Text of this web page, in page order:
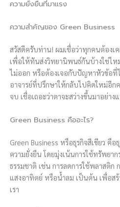
ความยั่งยืนที่มาแรง
ความสำคัญของ Green Business
สวัสดีครับท่าน! ผมเชื่อว่าทุกคนต้อง
เพื่อให้ทันส่งวิทยานิพนธ์กันบ้างใช่ไห
ไม่ออก หรือต้องเจอกับปัญหาหัวข้อที่
อาจารย์ที่ปรึกษาให้กลับไปคิดใหม่อี
จบ เชื่อเถอะว่าตาจะสว่างขึ้นมาอย่า
Green Business คืออะไร?
Green Business หรือธุรกิจสีเขียว คื
ความยั่งยืน โดยมุ่งเน้นการใช้ทรัพยา
ธรรมชาติ เช่น การลดการใช้พลาสติ
แสงอาทิตย์ หรือน้ำลม เป็นต้น เพื่อสร้
เรา